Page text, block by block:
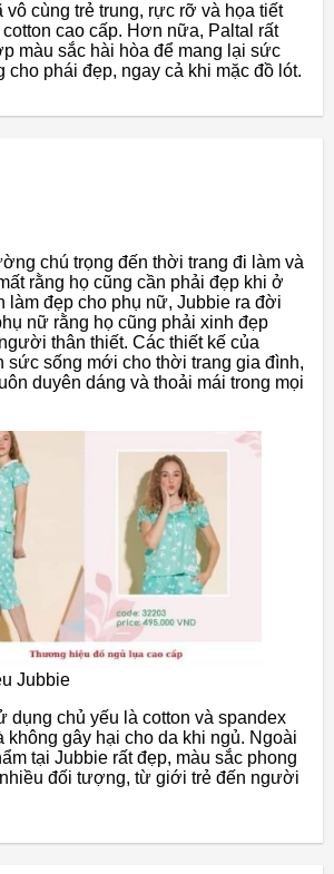
vô cùng trẻ trung, rực rỡ và họa tiết
cao cấp. Hơn nữa, Paltal rất
màu sắc hài hòa để mang lại sức
cho phái đẹp, ngay cả khi mặc đồ lót.
chú trọng đến thời trang đi làm và
rằng họ cũng cần phải đẹp khi ở
làm đẹp cho phụ nữ, Jubbie ra đời
nữ rằng họ cũng phải xinh đẹp
thân thiết. Các thiết kế của
sức sống mới cho thời trang gia đình,
duyên dáng và thoải mái trong mọi
Jubbie
dụng chủ yếu là cotton và spandex
không gây hại cho da khi ngủ. Ngoài
tại Jubbie rất đẹp, màu sắc phong
đối tượng, từ giới trẻ đến người